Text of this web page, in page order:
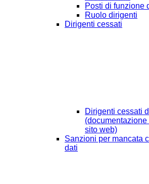
Posti di funzione
Ruolo dirigenti
Dirigenti cessati
Dirigenti cessati
(documentazione
sito web)
Sanzioni per mancata
dati